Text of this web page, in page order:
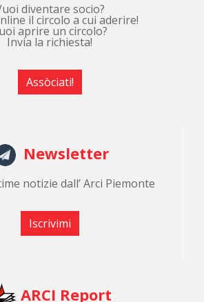
diventare socio?
il circolo a cui aderire!
aprire un circolo?
Invia la richiesta!
Assòciati!
Newsletter
notizie dall’ Arci Piemonte
Iscrivimi
ARCI Report